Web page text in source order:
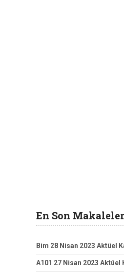
En Son Makaleler
Bim 28 Nisan 2023 Aktüel
A101 27 Nisan 2023 Aktüel